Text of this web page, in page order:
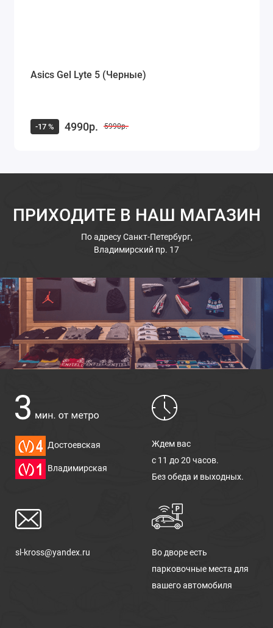
Asics Gel Lyte 5 (Черные)
-17 % 4990р. 5990р.
ПРИХОДИТЕ В НАШ МАГАЗИН
По адресуСанкт-Петербург,
Владимирский пр. 17
Достоевская
Владимирская
Ждем вас
с 11 до 20 часов.
Без обеда и выходных.
sl-kross@yandex.ru
Во дворе есть
парковочные места для
вашего автомобиля